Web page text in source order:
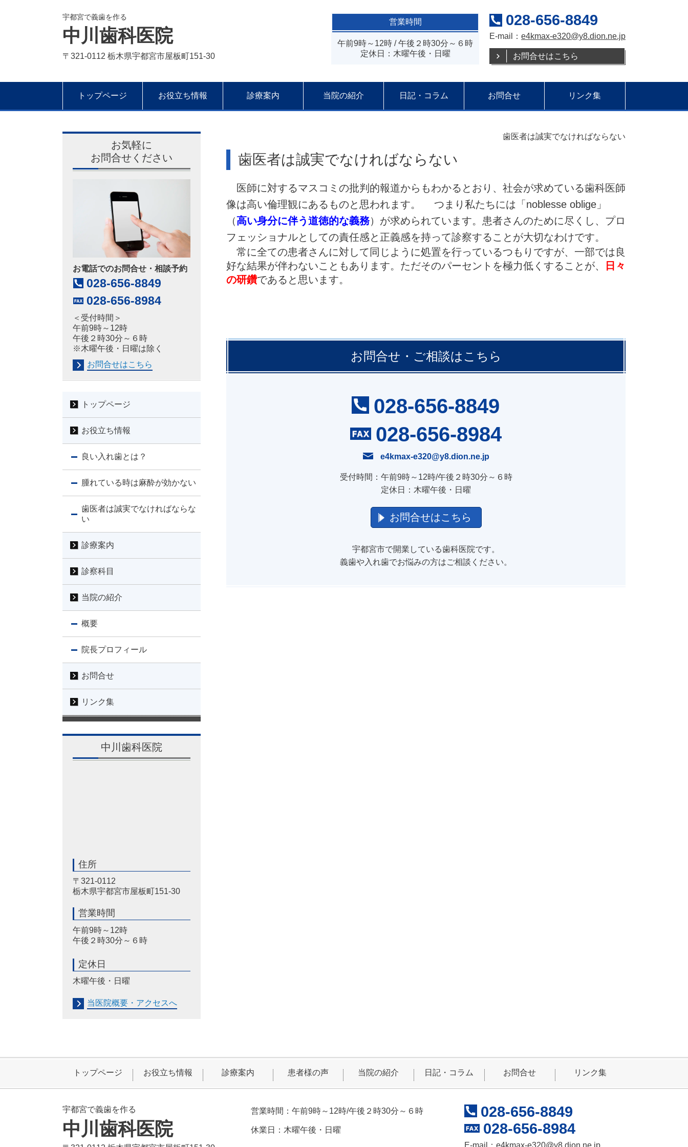
宇都宮で義歯を作る
中川歯科医院
〒321-0112 栃木県宇都宮市屋板町151-30
営業時間
午前9時～12時 / 午後２時30分～６時
定休日：木曜午後・日曜
028-656-8849
E-mail： e4kmax-e320@y8.dion.ne.jp
お問合せはこちら
トップページ お役立ち情報 診療案内 当院の紹介 日記・コラム お問合せ リンク集
歯医者は誠実でなければならない
歯医者は誠実でなければならない
医師に対するマスコミの批判的報道からもわかるとおり、社会が求めている歯科医師
像は高い倫理観にあるものと思われます。 つまり私たちには「noblesse oblige」
（高い身分に伴う道徳的な義務）が求められています。患者さんのために尽くし、プロ
フェッショナルとしての責任感と正義感を持って診察することが大切なわけです。
常に全ての患者さんに対して同じように処置を行っているつもりですが、一部では良
好な結果が伴わないこともあります。ただそのパーセントを極力低くすることが、
日々
の研鑽であると思います。
お問合せ・ご相談はこちら
028-656-8849
028-656-8984
e4kmax-e320@y8.dion.ne.jp
受付時間：午前9時～12時/午後２時30分～６時
定休日：木曜午後・日曜
お問合せはこちら
宇都宮市で開業している歯科医院です。
義歯や入れ歯でお悩みの方はご相談ください。
お気軽に
お問合せください
お電話でのお問合せ・相談予約
028-656-8849
028-656-8984
＜受付時間＞
午前9時～12時
午後２時30分～６時
※木曜午後・日曜は除く
お問合せはこちら
トップページ
お役立ち情報
良い入れ歯とは？
腫れている時は麻酔が効かない
歯医者は誠実でなければならな
い
診療案内
診察科目
当院の紹介
概要
院長プロフィール
お問合せ
リンク集
中川歯科医院
住所
〒321-0112
栃木県宇都宮市屋板町151-30
営業時間
午前9時～12時
午後２時30分～６時
定休日
木曜午後・日曜
当医院概要・アクセスへ
トップページ お役立ち情報 診療案内 患者様の声 当院の紹介 日記・コラム お問合せ リンク集
宇都宮で義歯を作る
中川歯科医院
営業時間：午前9時～12時/午後２時30分～６時
休業日：木曜午後・日曜
028-656-8849
028-656-8984
E-mail： e4kmax-e320@y8.dion.ne.jp